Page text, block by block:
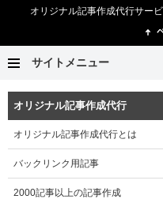
オリジナル記事作成代行サー
サイトメニュー
オリジナル記事作成代行
オリジナル記事作成代行とは
バックリンク用記事
2000記事以上の記事作成